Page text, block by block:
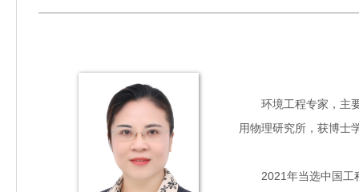
环境工程专家，主要
用物理研究所，获博士
2021年当选中国工